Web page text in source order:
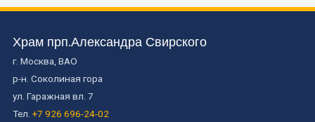
Храм прп.Александра Свирского
г. Москва, ВАО
р-н. Соколиная гора
ул. Гаражная вл. 7
Тел. +7 926 696-24-02